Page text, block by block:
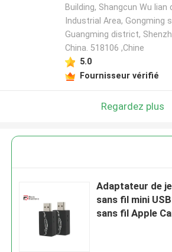
Building, Shangcun Wu lian
Industrial Area, Gongming
Guangming district,
China. 518106 ,Chine
5.0
Fournisseur vérifié
Regardez plus
Adaptateur de
sans fil mini
sans fil Apple